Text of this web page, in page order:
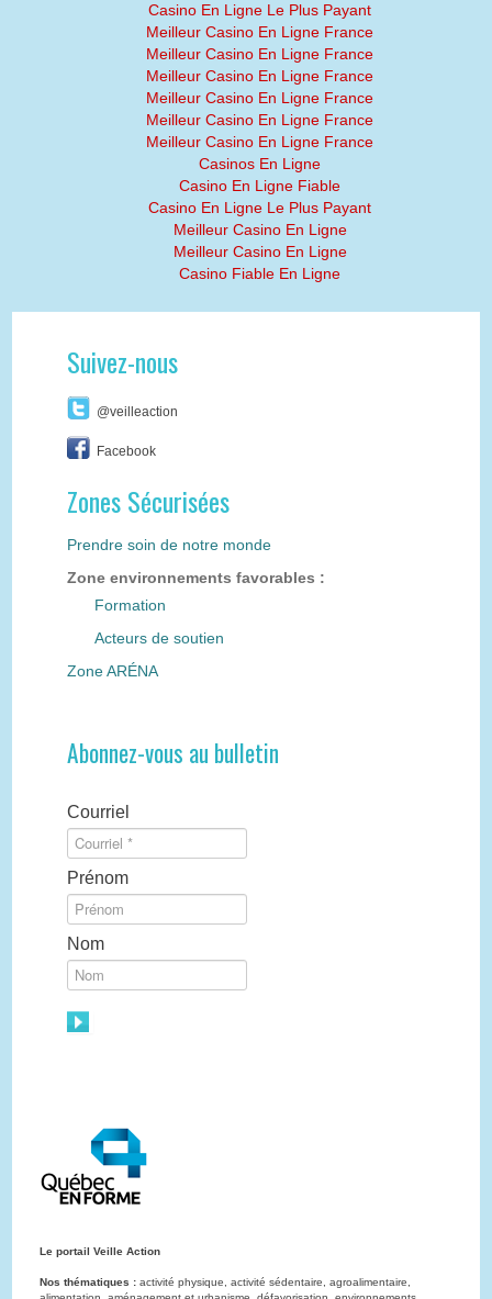
Casino En Ligne Le Plus Payant
Meilleur Casino En Ligne France
Meilleur Casino En Ligne France
Meilleur Casino En Ligne France
Meilleur Casino En Ligne France
Meilleur Casino En Ligne France
Meilleur Casino En Ligne France
Casinos En Ligne
Casino En Ligne Fiable
Casino En Ligne Le Plus Payant
Meilleur Casino En Ligne
Meilleur Casino En Ligne
Casino Fiable En Ligne
Suivez-nous
@veilleaction
Facebook
Zones Sécurisées
Prendre soin de notre monde
Zone environnements favorables :
Formation
Acteurs de soutien
Zone ARÉNA
Abonnez-vous au bulletin
Courriel
Prénom
Nom
Le portail Veille Action
Nos thématiques : activité physique, activité sédentaire, agroalimentaire,